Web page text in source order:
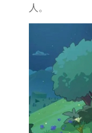
人。